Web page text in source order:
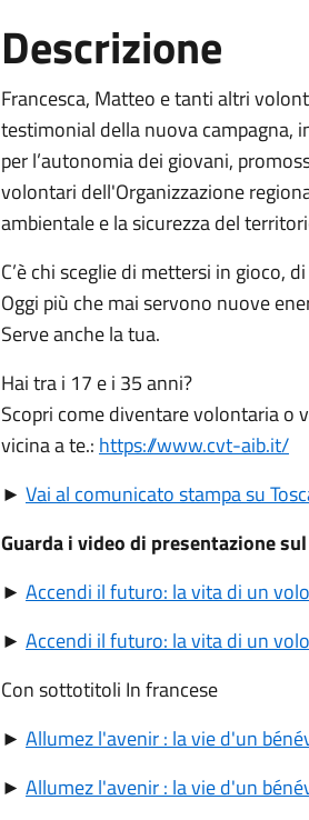
Descrizione
Francesca, Matteo e tanti altri
testimonial della nuova campagna,
per l’autonomia dei giovani,
volontari dell'Organizzazione
ambientale e la sicurezza del
C’è chi sceglie di mettersi in gioco,
Oggi più che mai servono nuove
Serve anche la tua.
Hai tra i 17 e i 35 anni?
Scopri come diventare volontaria o
vicina a te.: https://www.cvt-aib.it/
► Vai al comunicato stampa su
Guarda i video di presentazione
► Accendi il futuro: la vita di un
► Accendi il futuro: la vita di un
Con sottotitoli In francese
► Allumez l'avenir : la vie d'un
► Allumez l'avenir : la vie d'un